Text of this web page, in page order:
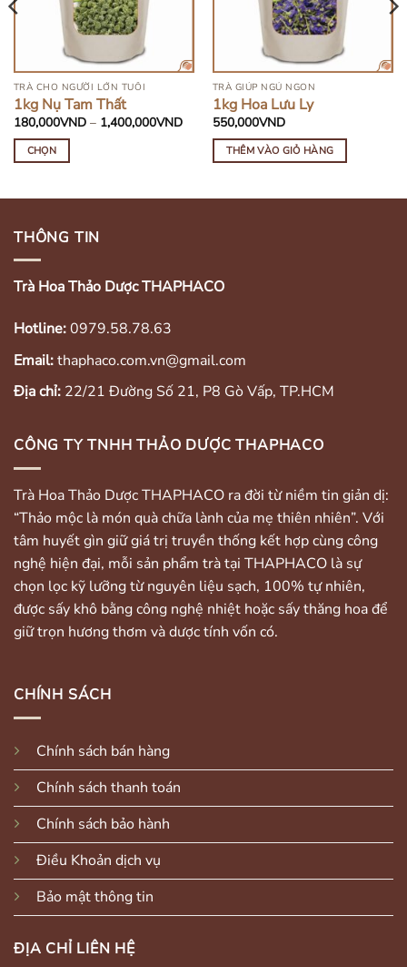
TRÀ CHO NGƯỜI LỚN TUỔI
1kg Nụ Tam Thất
180,000VND – 1,400,000VNDKhoảng
180,000VND
CHỌN
có
nhiều
thể.
tùy
có
thể
được
trên
phẩm
TRÀ GIÚP NGỦ NGON
1kg Hoa Lưu Ly
550,000VND
THÊM VÀO GIỎ HÀNG
THÔNG TIN
Trà Hoa Thảo Dược THAPHACO
Hotline:0979.58.78.63
Email:thaphaco.com.vn@gmail.com
Địa chỉ: 22/21 Đường Số 21, P8 Gò Vấp, TP.HCM
CÔNG TY TNHH THẢO DƯỢC THAPHACO
Trà Hoa Thảo Dược THAPHACO ra đời từ niềm tin giản dị:
“Thảo mộc là món quà chữa lành của mẹ thiên nhiên”. Với
tâm huyết gìn giữ giá trị truyền thống kết hợp cùng công
nghệ hiện đại, mỗi sản phẩm trà tại THAPHACO là sự
chọn lọc kỹ lưỡng từ nguyên liệu sạch, 100% tự nhiên,
được sấy khô bằng công nghệ nhiệt hoặc sấy thăng hoa để
giữ trọn hương thơm và dược tính vốn có.
CHÍNH SÁCH
Chính sách bán hàng
Chính sách thanh toán
Chính sách bảo hành
Điều Khoản dịch vụ
Bảo mật thông tin
ĐỊA CHỈ LIÊN HỆ